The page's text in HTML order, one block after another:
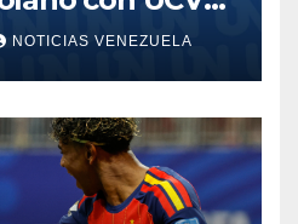
NOTICIAS VENEZUELA